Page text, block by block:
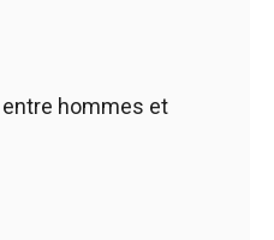
entre hommes et